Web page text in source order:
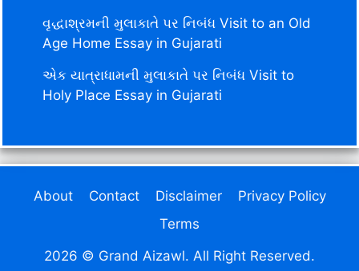
વૃદ્ધાશ્રમની મુલાકાતે પર નિબંધ Visit to an Old
Age Home Essay in Gujarati
એક યાત્રાધામની મુલાકાતે પર નિબંધ Visit to
Holy Place Essay in Gujarati
About Contact Disclaimer
Privacy Policy
Terms
2026 © Grand Aizawl. All Right Reserved.